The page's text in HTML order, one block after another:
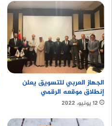
الجهاز العربي للتسويق يعلن
إنطلاق موقعه الرقمي
12 يونيو، 2022